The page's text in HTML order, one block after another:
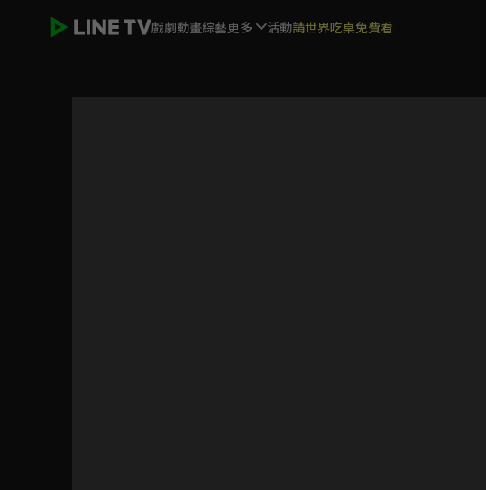
戲劇動畫綜藝更多 活動請世界吃桌免費看